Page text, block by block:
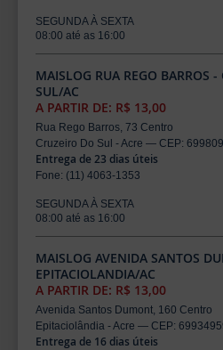
SEGUNDA À SEXTA
08:00 até as 16:00
MAISLOG RUA REGO BARROS -
SUL/AC
A PARTIR DE: R$ 13,00
Rua Rego Barros, 73 Centro
Cruzeiro Do Sul - Acre — CEP:
Entrega de 23 dias úteis
Fone: (11) 4063-1353
SEGUNDA À SEXTA
08:00 até as 16:00
MAISLOG AVENIDA SANTOS
EPITACIOLANDIA/AC
A PARTIR DE: R$ 13,00
Avenida Santos Dumont, 160 Centro
Epitaciolândia - Acre — CEP:
Entrega de 16 dias úteis